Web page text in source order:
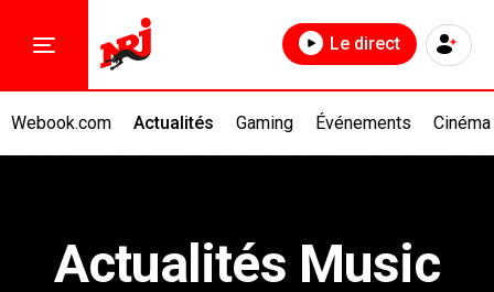
Webook.com Actualités Gaming Événements Cinéma
Le direct
Actualités Music